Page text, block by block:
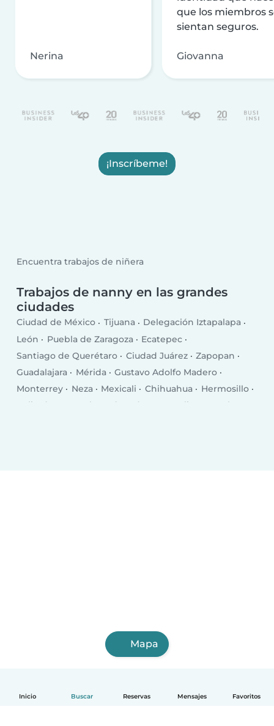
Inicio Buscar Reservas Mensajes Favoritos
Nerina
que los miembros
sientan seguros.
Giovanna
¡Inscríbeme!
Encuentra trabajos de niñera
Trabajos de nanny en las grandes
ciudades
Ciudad de México Tijuana
Delegación Iztapalapa
León
Puebla de Zaragoza
Ecatepec
Santiago de Querétaro
Ciudad Juárez
Zapopan
Guadalajara
Mérida
Gustavo Adolfo Madero
Monterrey
Neza Mexicali Chihuahua
Hermosillo
Culiacán
Naucalpan de Juárez Morelia
Torreón
Mapa